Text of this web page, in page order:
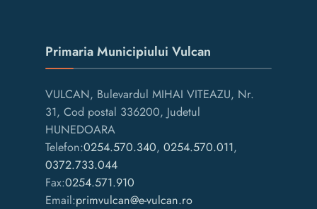
Primaria Municipiului Vulcan
VULCAN, Bulevardul MIHAI VITEAZU, Nr.
31, Cod postal 336200, Judetul
HUNEDOARA
Telefon:0254.570.340, 0254.570.011,
0372.733.044
Fax:0254.571.910
Email:primvulcan@e-vulcan.ro